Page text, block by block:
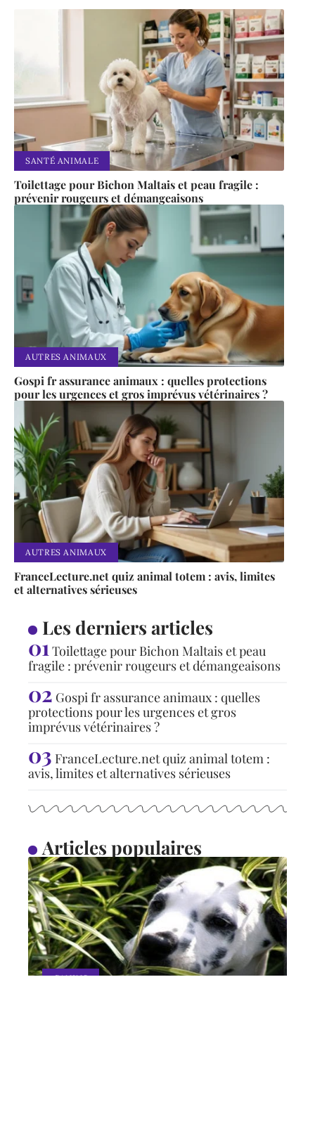
SANTÉ ANIMALE
Toilettage pour Bichon Maltais et peau fragile :
prévenir rougeurs et démangeaisons
AUTRES ANIMAUX
Gospi fr assurance animaux : quelles protections
pour les urgences et gros imprévus vétérinaires ?
AUTRES ANIMAUX
FranceLecture.net quiz animal totem : avis, limites
et alternatives sérieuses
Les derniers articles
Toilettage pour Bichon Maltais et peau
fragile : prévenir rougeurs et démangeaisons
Gospi fr assurance animaux : quelles
protections pour les urgences et gros
imprévus vétérinaires ?
FranceLecture.net quiz animal totem :
avis, limites et alternatives sérieuses
Articles populaires
CANINS